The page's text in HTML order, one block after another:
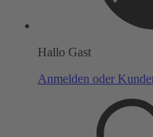
Hallo Gast
Anmelden oder